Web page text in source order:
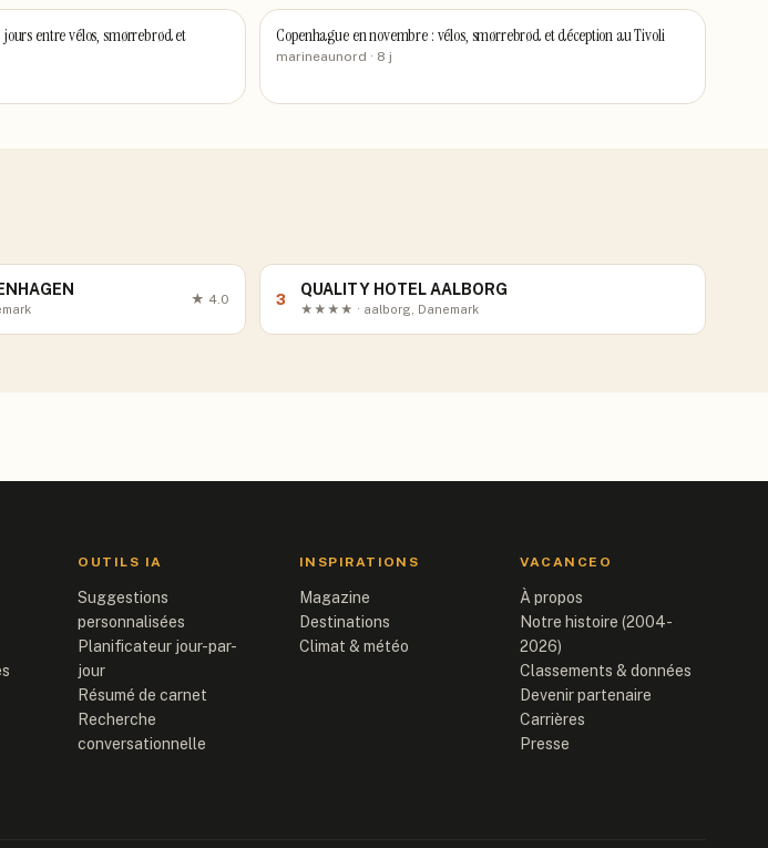
entre vélos, smørrebrød et
Copenhague en novembre : vélos, smørrebrød et déception au Tivoli
marineaunord · 8 j
★ 4.0 3
QUALITY HOTEL AALBORG
★★★★ · aalborg, Danemark
OUTILS IA
Suggestions
personnalisées
Planificateur jour-par-
jour
Résumé de carnet
Recherche
conversationnelle
INSPIRATIONS
Magazine
Destinations
Climat & météo
VACANCEO
À propos
Notre histoire (2004-
2026)
Classements & données
Devenir partenaire
Carrières
Presse